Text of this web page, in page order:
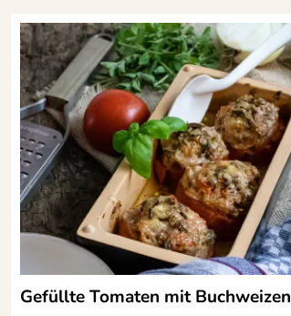
Gefüllte Tomaten mit Buchweizen